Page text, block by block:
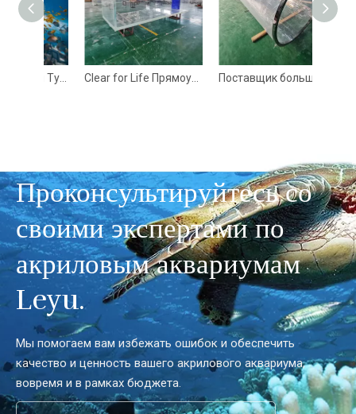
Clear for Life Прямоугольный прозрачный акриловый аквариум индивидуального размера - Фабрика акриловых листов Leyu Поставщик больших акриловых аквариумных цилиндров-Завод по производству акриловых листов Leyu
Проконсультируйтесь со
своими экспертами по
акриловым аквариумам
Leyu.
Мы помогаем вам избежать ошибок и обеспечить
качество и ценность вашего акрилового аквариума,
вовремя и в рамках бюджета.